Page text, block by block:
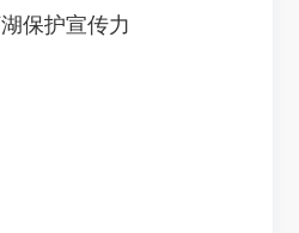
保护宣传力